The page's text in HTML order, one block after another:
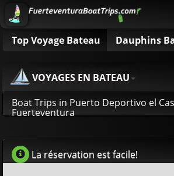
Top Voyage Bateau Dauphins
VOYAGES EN BATEAU
Boat Trips in Puerto Deportivo el
Fuerteventura
La réservation est facile!